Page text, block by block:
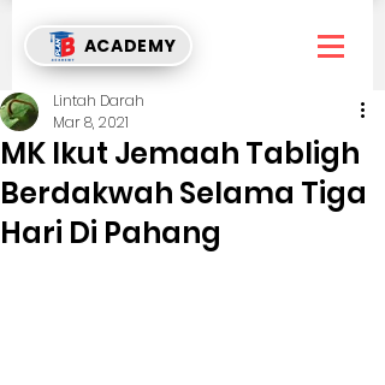
ACADEMY
MK Ikut Jemaah Tabligh
Berdakwah Selama Tiga
Hari Di Pahang
Lintah Darah
Mar 8, 2021